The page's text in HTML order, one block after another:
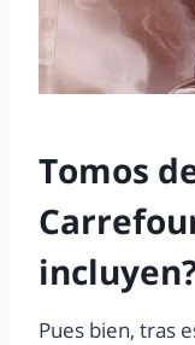
Tomos
Pues bien, tras